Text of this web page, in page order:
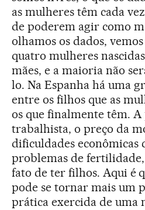
as mulheres têm cada
de poderem agir como
olhamos os dados,
quatro mulheres nascidas
mães, e a maioria não
lo. Na Espanha há uma
entre os filhos que as
os que finalmente têm.
trabalhista, o preço da
dificuldades econômicas
problemas de
fato de ter filhos. Aqui é
pode se tornar mais um
prática exercida de uma